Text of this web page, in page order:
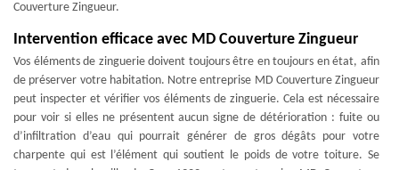
Couverture Zingueur.
Intervention efficace avec MD Couverture Zingueur
Vos éléments de zinguerie doivent toujours être en toujours en état, afin
de préserver votre habitation. Notre entreprise MD Couverture Zingueur
peut inspecter et vérifier vos éléments de zinguerie. Cela est nécessaire
pour voir si elles ne présentent aucun signe de détérioration : fuite ou
d’infiltration d’eau qui pourrait générer de gros dégâts pour votre
charpente qui est l’élément qui soutient le poids de votre toiture. Se